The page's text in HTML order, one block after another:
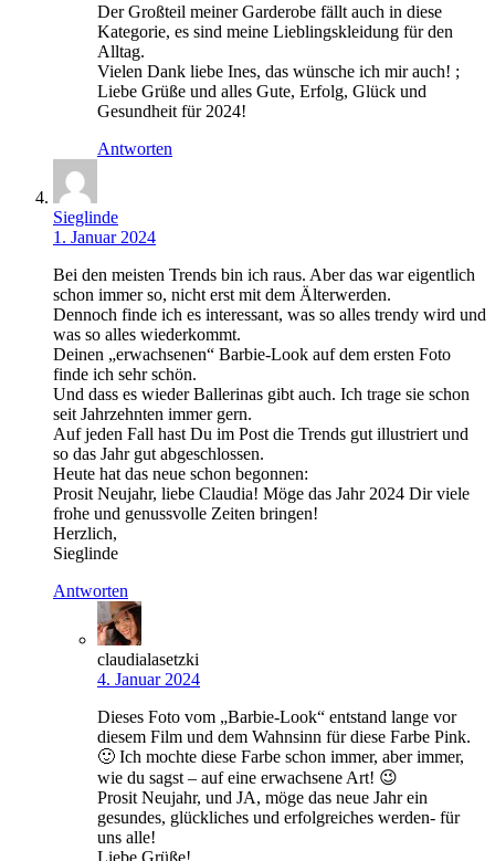
Der Großteil meiner Garderobe fällt auch in diese
Kategorie, es sind meine Lieblingskleidung für den
Alltag.
Vielen Dank liebe Ines, das wünsche ich mir auch! ;
Liebe Grüße und alles Gute, Erfolg, Glück und
Gesundheit für 2024!
Antworten
Sieglinde
1. Januar 2024
Bei den meisten Trends bin ich raus. Aber das war eigentlich
schon immer so, nicht erst mit dem Älterwerden.
Dennoch finde ich es interessant, was so alles trendy wird und
was so alles wiederkommt.
Deinen „erwachsenen“ Barbie-Look auf dem ersten Foto
finde ich sehr schön.
Und dass es wieder Ballerinas gibt auch. Ich trage sie schon
seit Jahrzehnten immer gern.
Auf jeden Fall hast Du im Post die Trends gut illustriert und
so das Jahr gut abgeschlossen.
Heute hat das neue schon begonnen:
Prosit Neujahr, liebe Claudia! Möge das Jahr 2024 Dir viele
frohe und genussvolle Zeiten bringen!
Herzlich,
Sieglinde
Antworten
claudialasetzki
4. Januar 2024
Dieses Foto vom „Barbie-Look“ entstand lange vor
diesem Film und dem Wahnsinn für diese Farbe Pink.
🙂 Ich mochte diese Farbe schon immer, aber immer,
wie du sagst – auf eine erwachsene Art! 😉
Prosit Neujahr, und JA, möge das neue Jahr ein
gesundes, glückliches und erfolgreiches werden- für
uns alle!
Liebe Grüße!